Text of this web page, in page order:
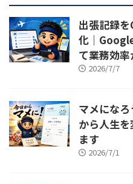
出張記録
化｜
て業務効
2026/7/7
マメにな
から人生
ます
2026/7/1